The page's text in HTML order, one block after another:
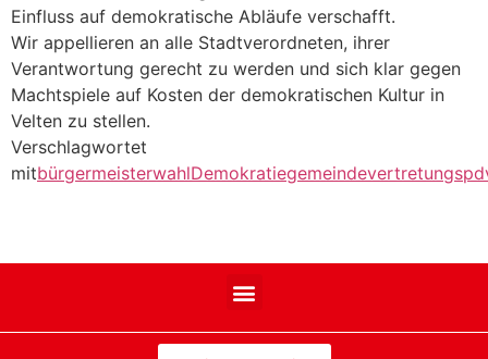
Einfluss auf demokratische Abläufe verschafft.
Wir appellieren an alle Stadtverordneten, ihrer
Verantwortung gerecht zu werden und sich klar gegen
Machtspiele auf Kosten der demokratischen Kultur in
Velten zu stellen.
Verschlagwortet
mitbürgermeisterwahlDemokratiegemeindevertretung